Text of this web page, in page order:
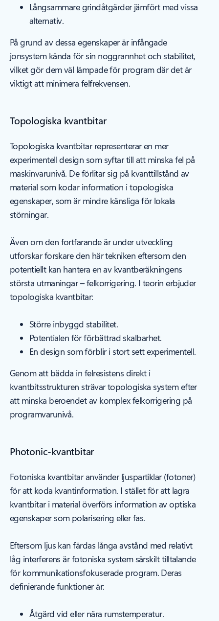
Långsammare grindåtgärder jämfört med vissa
alternativ.
På grund av dessa egenskaper är infångade
jonsystem kända för sin noggrannhet och stabilitet,
vilket gör dem väl lämpade för program där det är
viktigt att minimera felfrekvensen.
Topologiska kvantbitar
Topologiska kvantbitar representerar en mer
experimentell design som syftar till att minska fel på
maskinvarunivå. De förlitar sig på kvanttillstånd av
material som kodar information i topologiska
egenskaper, som är mindre känsliga för lokala
störningar.
Även om den fortfarande är under utveckling
utforskar forskare den här tekniken eftersom den
potentiellt kan hantera en av kvantberäkningens
största utmaningar – felkorrigering. I teorin erbjuder
topologiska kvantbitar:
Större inbyggd stabilitet.
Potentialen för förbättrad skalbarhet.
En design som förblir i stort sett experimentell.
Genom att bädda in felresistens direkt i
kvantbitsstrukturen strävar topologiska system efter
att minska beroendet av komplex felkorrigering på
programvarunivå.
Photonic-kvantbitar
Fotoniska kvantbitar använder ljuspartiklar (fotoner)
för att koda kvantinformation. I stället för att lagra
kvantbitar i material överförs information av optiska
egenskaper som polarisering eller fas.
Eftersom ljus kan färdas långa avstånd med relativt
låg interferens är fotoniska system särskilt tilltalande
för kommunikationsfokuserade program. Deras
definierande funktioner är:
Åtgärd vid eller nära rumstemperatur.